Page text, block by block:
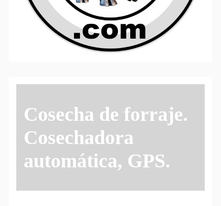
Cosecha de forraje.
Cosechadora
automática, GPS.